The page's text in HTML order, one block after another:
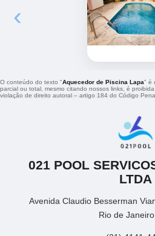
‹
O conteúdo do texto "Aquecedor de Piscina Lapa" é
parcial ou total, mesmo citando nossos links, é
violação de direito autoral – artigo 184 do Código
021 POOL
LTDA
Avenida Claudio Besserman
Rio de